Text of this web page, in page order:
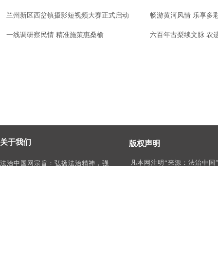
兰州新区西岔镇摄影短视频大赛正式启动 畅游黄河风情 乐享多
一线调研察民情 精准施策惠桑榆 六百年古梨续文脉 农
版权声明
凡本网注明“来源：法治中国
关于我们
法治中国网宗旨：弘扬法治精神，强